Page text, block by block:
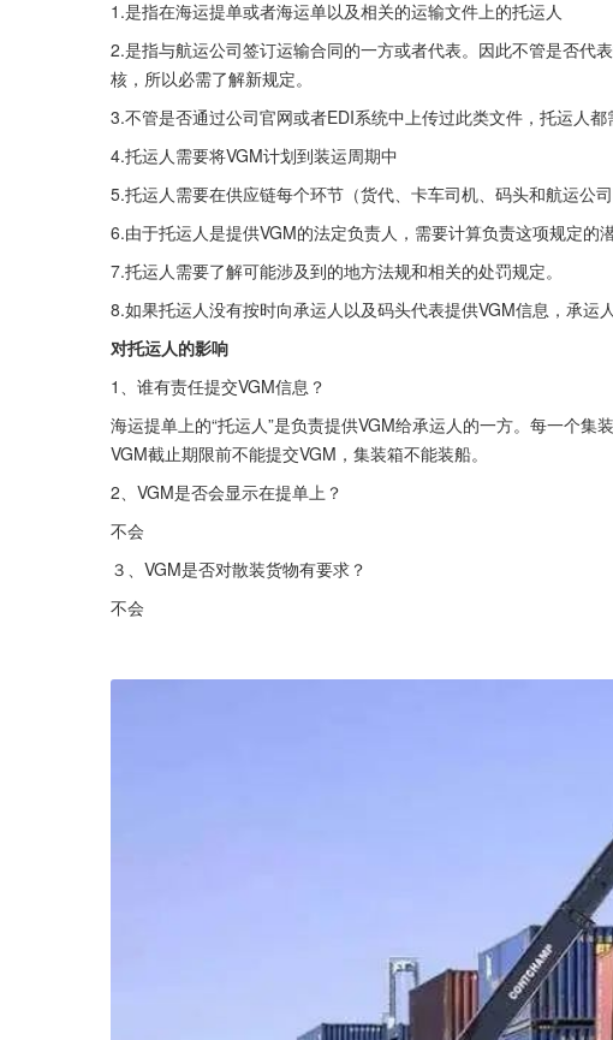
1.是指在海运提单或者海运单以及相关的运输文件上的托运人
2.是指与航运公司签订运输合同的一方或者代表。因此不管是否代
核，所以必需了解新规定。
3.不管是否通过公司官网或者EDI系统中上传过此类文件，托运人
4.托运人需要将VGM计划到装运周期中
5.托运人需要在供应链每个环节（货代、卡车司机、码头和航运公
6.由于托运人是提供VGM的法定负责人，需要计算负责这项规定的潜
7.托运人需要了解可能涉及到的地方法规和相关的处罚规定。
8.如果托运人没有按时向承运人以及码头代表提供VGM信息，承运
对托运人的影响
1、谁有责任提交VGM信息？
海运提单上的“托运人”是负责提供VGM给承运人的一方。每一个
VGM截止期限前不能提交VGM，集装箱不能装船。
2、VGM是否会显示在提单上？
不会
３、VGM是否对散装货物有要求？
不会